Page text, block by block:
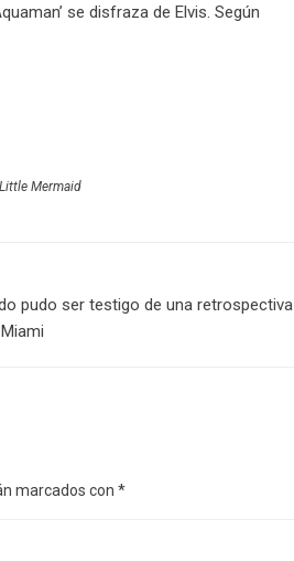
se disfraza de Elvis. Según
Little Mermaid
pudo ser testigo de una retrospectiva
marcados con *